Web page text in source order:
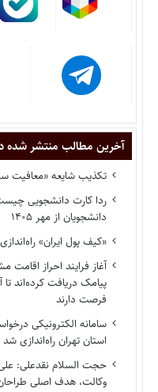
آخرین مطالب منتشر شده
تکذیب شایعه «معافیت
ردا کارت دانشجویی
دانشجویان از مهر ۱۴۰۵
«کیف پول ایران»
آغاز فرایند احراز اقامت
پیامک دریافت کرده‌اند
فرصت دارند
سامانه الکترونیکی
استان تهران راه‌اندازی شد
حجت السلام نقدعلی:
وکالت، هدف اصلی